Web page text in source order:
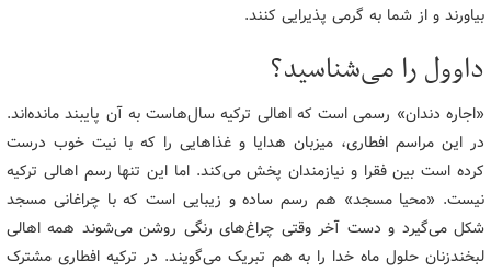
بیاورند و از شما به گرمی پذیرایی کنند.
داوول را می‌شناسید؟
«اجاره دندان» رسمی است که اهالی ترکیه سال‌هاست به آن پایبند مانده‌اند.
در این مراسم افطاری، میزبان هدایا و غذاهایی را که با نیت خوب درست
کرده است بین فقرا و نیازمندان پخش می‌کند. اما این تنها رسم اهالی ترکیه
نیست. «محیا مسجد» هم رسم ساده و زیبایی است که با چراغانی مسجد
شکل می‌گیرد و دست آخر وقتی چراغ‌های رنگی روشن می‌شوند همه اهالی
لبخندزنان حلول ماه خدا را به هم تبریک می‌گویند. در ترکیه افطاری مشترک